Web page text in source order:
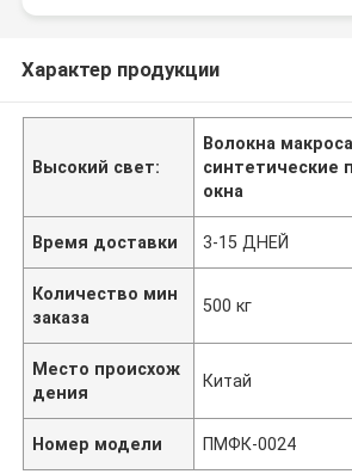
Характер продукции
Высокий свет:
Волокна
синтетические
окна
Время доставки 3-15 ДНЕЙ
Количество мин
заказа
500 кг
Место происхож
дения
Китай
Номер модели ПМФК-0024